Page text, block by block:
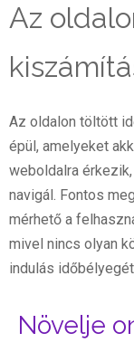
Az
Az oldalon töltött
épül, amelyeket
weboldalra
navigál. Fontos
mérhető a
mivel nincs olyan
indulás
Növelje